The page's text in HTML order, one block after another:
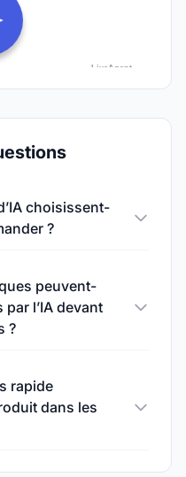
choisissent-
?
peuvent-
l’IA devant
?
rapide
dans les